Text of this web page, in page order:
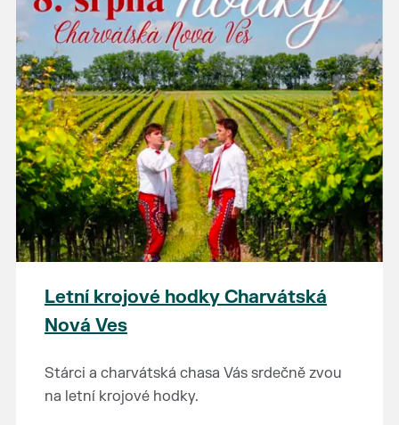
Letní krojové hodky Charvátská
Nová Ves
Stárci a charvátská chasa Vás srdečně zvou
na letní krojové hodky.